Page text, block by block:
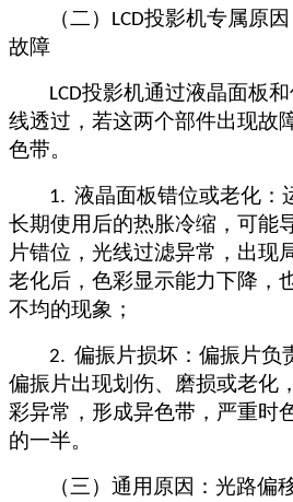
（二）
LCD投影机专属原
故障
LCD投影机通过液晶面板
线透过，若这两个部件出现故
色带。
1. 液晶面板错位或老化：
长期使用后的热胀冷缩，可能
片错位，光线过滤异常，出现
老化后，色彩显示能力下降，
不均的现象；
2. 偏振片损坏：偏振片负
偏振片出现划伤、磨损或老化
彩异常，形成异色带，严重时
的一半。
（三）通用原因：光路偏